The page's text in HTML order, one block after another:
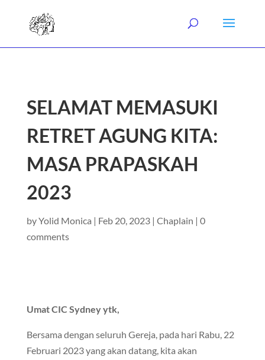
SELAMAT MEMASUKI
RETRET AGUNG KITA:
MASA PRAPASKAH
2023
byYolid Monica | Feb 20, 2023| Chaplain | 0
comments
Umat CIC Sydney ytk,
Bersama dengan seluruh Gereja, pada hari Rabu, 22
Februari 2023 yang akan datang, kita akan